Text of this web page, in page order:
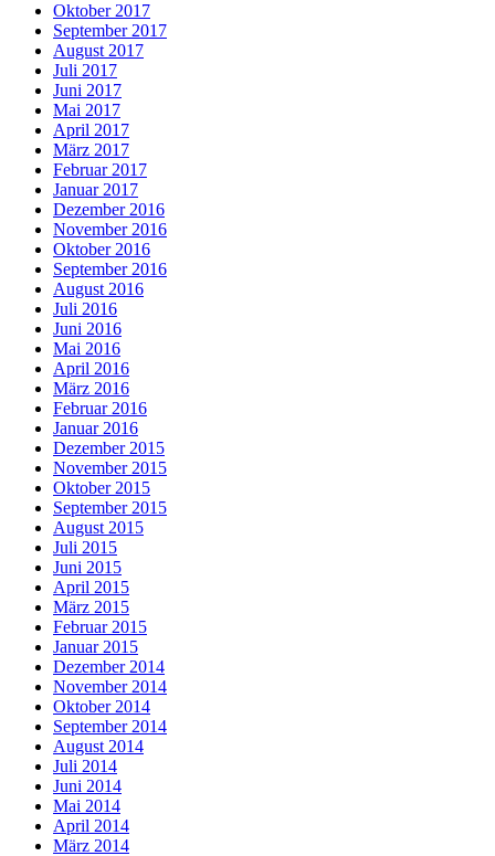
Oktober 2017
September 2017
August 2017
Juli 2017
Juni 2017
Mai 2017
April 2017
März 2017
Februar 2017
Januar 2017
Dezember 2016
November 2016
Oktober 2016
September 2016
August 2016
Juli 2016
Juni 2016
Mai 2016
April 2016
März 2016
Februar 2016
Januar 2016
Dezember 2015
November 2015
Oktober 2015
September 2015
August 2015
Juli 2015
Juni 2015
April 2015
März 2015
Februar 2015
Januar 2015
Dezember 2014
November 2014
Oktober 2014
September 2014
August 2014
Juli 2014
Juni 2014
Mai 2014
April 2014
März 2014